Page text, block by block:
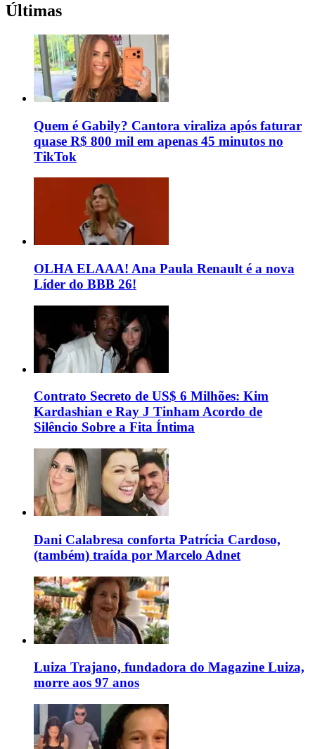
Últimas
Quem é Gabily? Cantora viraliza após faturar
quase R$ 800 mil em apenas 45 minutos no
TikTok
OLHA ELAAA! Ana Paula Renault é a nova
Líder do BBB 26!
Contrato Secreto de US$ 6 Milhões: Kim
Kardashian e Ray J Tinham Acordo de
Silêncio Sobre a Fita Íntima
Dani Calabresa conforta Patrícia Cardoso,
(também) traída por Marcelo Adnet
Luiza Trajano, fundadora do Magazine Luiza,
morre aos 97 anos